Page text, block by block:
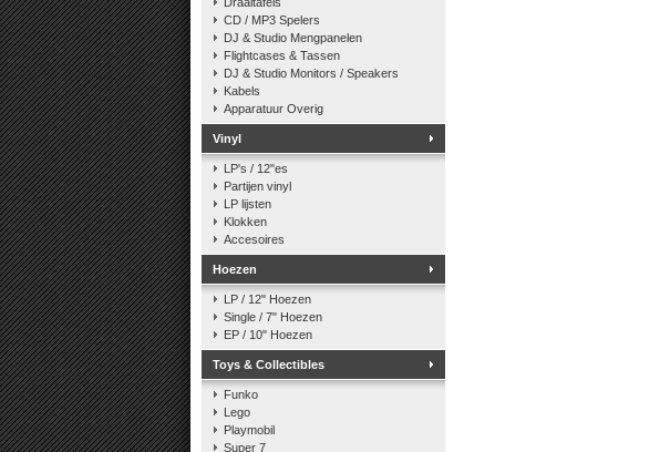
CD / MP3 Spelers
DJ & Studio Mengpanelen
Flightcases & Tassen
DJ & Studio Monitors / Speakers
Kabels
Apparatuur Overig
Vinyl
LP's / 12"es
Partijen vinyl
LP lijsten
Klokken
Accesoires
Hoezen
LP / 12" Hoezen
Single / 7" Hoezen
EP / 10" Hoezen
Toys & Collectibles
Funko
Lego
Playmobil
Super 7